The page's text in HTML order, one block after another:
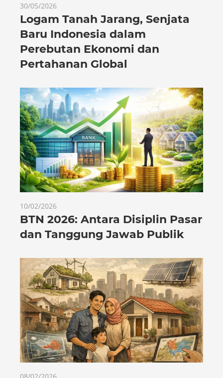
30/05/2026
Logam Tanah Jarang, Senjata
Baru Indonesia dalam
Perebutan Ekonomi dan
Pertahanan Global
10/02/2026
BTN 2026: Antara Disiplin Pasar
dan Tanggung Jawab Publik